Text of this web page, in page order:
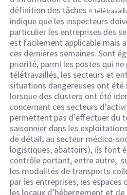
définition des tâches «
indique que les inspecteurs
particulier les entreprises des
est facilement applicable mais
ces dernières semaines. Sont
priorité, parmi les postes qui
télétravaillés, les secteurs et
situations dangereuses ont été
lorsque des clusters ont été
concernant ces secteurs
permettent pas d’effectuer du
saisonnier dans les
de détail, au secteur médico-
logistiques, abattoirs), ils font
contrôle portant, entre autre,
les modalités de transports
par les entreprises, les
les locaux d’hébergement et